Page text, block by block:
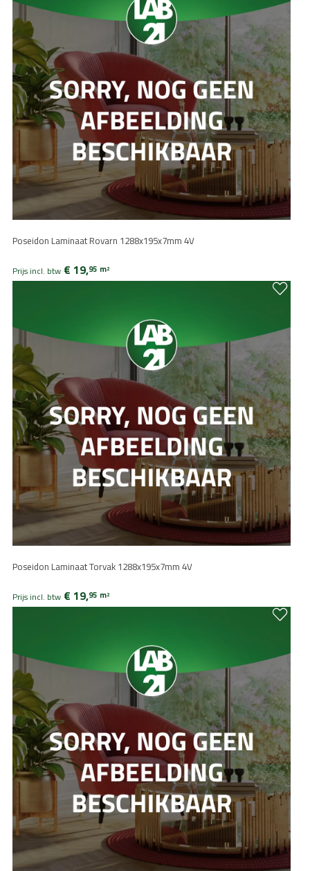
Poseidon Laminaat Rovarn 1288x195x7mm 4V
Prijs incl. btw € 19,95 m2
Poseidon Laminaat Torvak 1288x195x7mm 4V
Prijs incl. btw € 19,95 m2